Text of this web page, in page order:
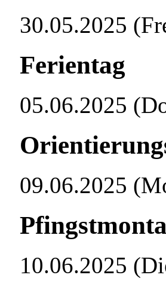
30.05.2025
Ferientag
05.06.2025
09.06.2025
10.06.2025